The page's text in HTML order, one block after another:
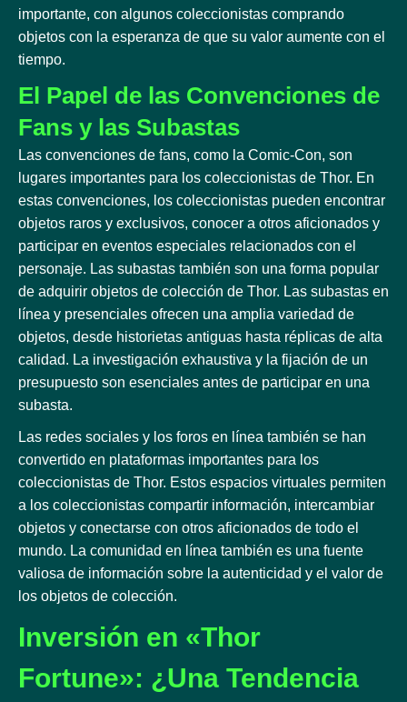
importante, con algunos coleccionistas comprando
objetos con la esperanza de que su valor aumente con el
tiempo.
El Papel de las Convenciones de
Fans y las Subastas
Las convenciones de fans, como la Comic-Con, son
lugares importantes para los coleccionistas de Thor. En
estas convenciones, los coleccionistas pueden encontrar
objetos raros y exclusivos, conocer a otros aficionados y
participar en eventos especiales relacionados con el
personaje. Las subastas también son una forma popular
de adquirir objetos de colección de Thor. Las subastas en
línea y presenciales ofrecen una amplia variedad de
objetos, desde historietas antiguas hasta réplicas de alta
calidad. La investigación exhaustiva y la fijación de un
presupuesto son esenciales antes de participar en una
subasta.
Las redes sociales y los foros en línea también se han
convertido en plataformas importantes para los
coleccionistas de Thor. Estos espacios virtuales permiten
a los coleccionistas compartir información, intercambiar
objetos y conectarse con otros aficionados de todo el
mundo. La comunidad en línea también es una fuente
valiosa de información sobre la autenticidad y el valor de
los objetos de colección.
Inversión en «Thor
Fortune»: ¿Una Tendencia